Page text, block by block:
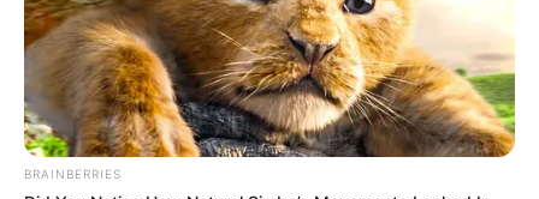
BRAINBERRIES